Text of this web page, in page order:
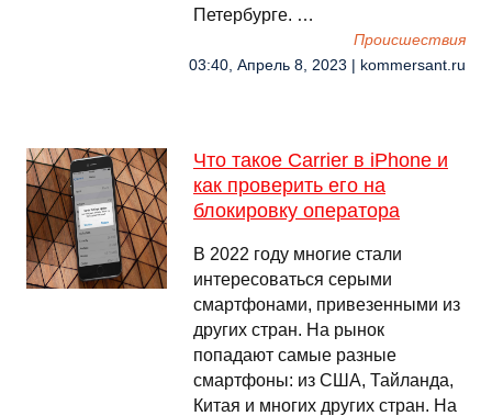
Петербурге. …
Происшествия
03:40, Апрель 8, 2023 | kommersant.ru
Что такое Carrier в iPhone и
как проверить его на
блокировку оператора
В 2022 году многие стали
интересоваться серыми
смартфонами, привезенными из
других стран. На рынок
попадают самые разные
смартфоны: из США, Тайланда,
Китая и многих других стран. На